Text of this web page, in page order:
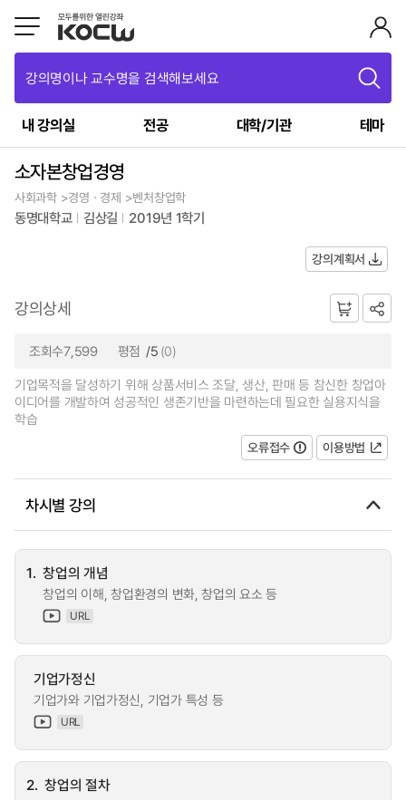
강의명이나 교수명을 검색해보세요
내 강의실 전공 대학/기관 테마
소자본창업경영
사회과학 >경영ㆍ경제 >벤처창업학
동명대학교 김상길 2019년 1학기
강의계획서
강의상세
조회수7,599 평점 /5 (0)
기업목적을 달성하기 위해 상품서비스 조달, 생산, 판매 등 참신한 창업아
이디어를 개발하여 성공적인 생존기반을 마련하는데 필요한 실용지식을
학습
오류접수
이용방법
차시별 강의
1. 창업의 개념
창업의 이해, 창업환경의 변화, 창업의 요소 등
URL
기업가정신
기업가와 기업가정신, 기업가 특성 등
URL
2. 창업의 절차